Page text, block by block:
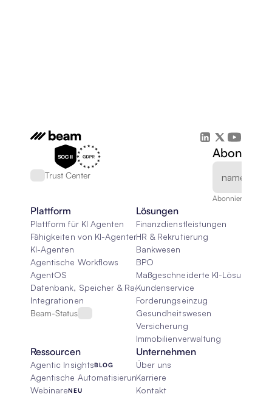
Trust Center
Abonnieren Sie
Plattform
Plattform für KI Agenten
Fähigkeiten von KI-Agenten
KI-Agenten
Agentische Workflows
AgentOS
Datenbank, Speicher & Rag
Integrationen
Beam-Status
Lösungen
Finanzdienstleistungen
HR & Rekrutierung
Bankwesen
BPO
Maßgeschneiderte KI-Lösungen
Kundenservice
Forderungseinzug
Gesundheitswesen
Versicherung
Immobilienverwaltung
Ressourcen
Agentic InsightsBLOG
Agentische Automatisierung 101
WebinareNEU
Unternehmen
Über uns
Karriere
Kontakt